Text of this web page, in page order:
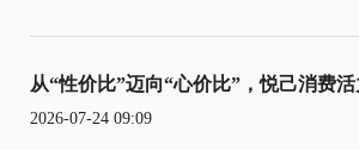
从“性价比”迈向“心价比”，悦己消费活
2026-07-24 09:09